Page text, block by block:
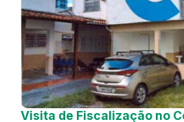
Visita de Fiscalização no